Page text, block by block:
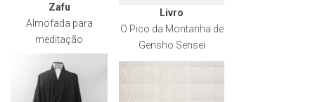
Zafu
Almofada para
meditação
Livro
O Pico da Montanha de
Gensho Sensei